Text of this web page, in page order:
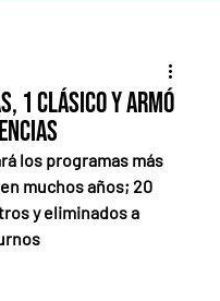
1 clásico y armó
los programas más
muchos años; 20
y eliminados a